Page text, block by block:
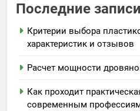
Последние записи
Критерии выбора
характеристик и отзывов
Расчет мощности
Как проходит
современным